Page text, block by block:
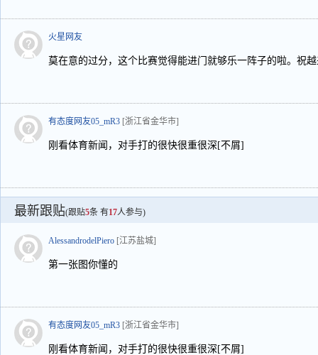
火星网友
莫在意的过分，这个比赛觉得能进门就够乐一阵子的啦。祝
有态度网友05_mR3 [浙江省金华市]
刚看体育新闻，对手打的很快很重很深[不屑]
最新跟贴(跟贴5条 有17人参与)
AlessandrodelPiero [江苏盐城]
第一张图你懂的
有态度网友05_mR3 [浙江省金华市]
刚看体育新闻，对手打的很快很重很深[不屑]